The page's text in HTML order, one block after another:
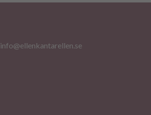
info@ellenkantarellen.se